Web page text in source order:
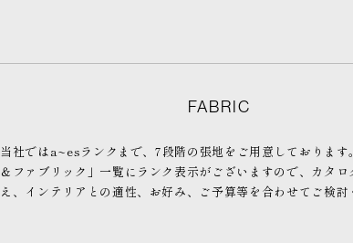
FABRIC
当社ではa~esランクまで、7段階の張地をご用意しております
＆ファブリック」一覧にランク表示がございますので、カタロ
え、インテリアとの適性、お好み、ご予算等を合わせてご検討